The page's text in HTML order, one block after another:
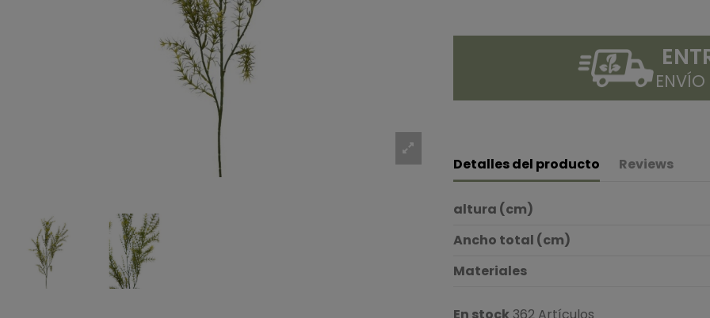
Detalles del producto Reviews
altura (cm)
Ancho total (cm)
Materiales
En stock 362 Artículos